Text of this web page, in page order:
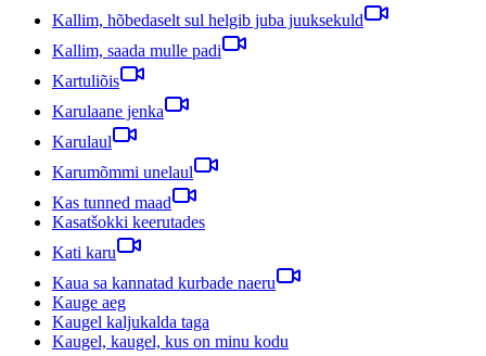
Kallim, hõbedaselt sul helgib juba juuksekuld
Kallim, saada mulle padi
Kartuliõis
Karulaane jenka
Karulaul
Karumõmmi unelaul
Kas tunned maad
Kasatšokki keerutades
Kati karu
Kaua sa kannatad kurbade naeru
Kauge aeg
Kaugel kaljukalda taga
Kaugel, kaugel, kus on minu kodu